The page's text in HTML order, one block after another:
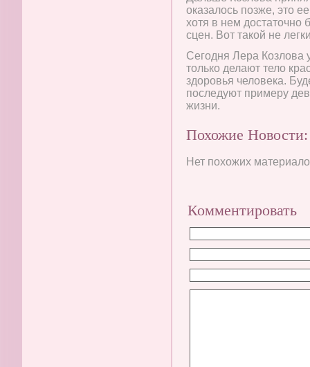
оказалось позже, это
хотя в нем достаточно
сцен. Вот такой не
Сегодня Лера Козлова
только делают тело
здоровья человека.
последуют примеру
жизни.
Похожие Новости:
Нет похожих
Комментировать